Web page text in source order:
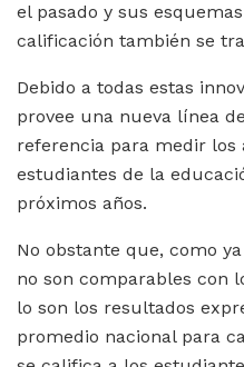
el pasado y sus
calificación también se
Debido a todas estas
provee una nueva línea
referencia para medir los
estudiantes de la
próximos años.
No obstante que, como
no son comparables con
lo son los resultados
promedio nacional para